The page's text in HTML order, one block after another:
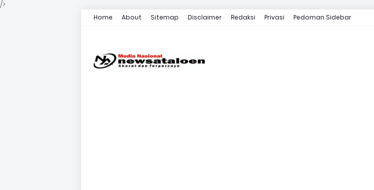
/>
Home About Sitemap Disclaimer Redaksi Privasi Pedoman Sidebar